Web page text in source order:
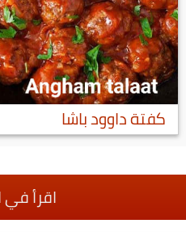
كفتة داوود باشا
اقرأ